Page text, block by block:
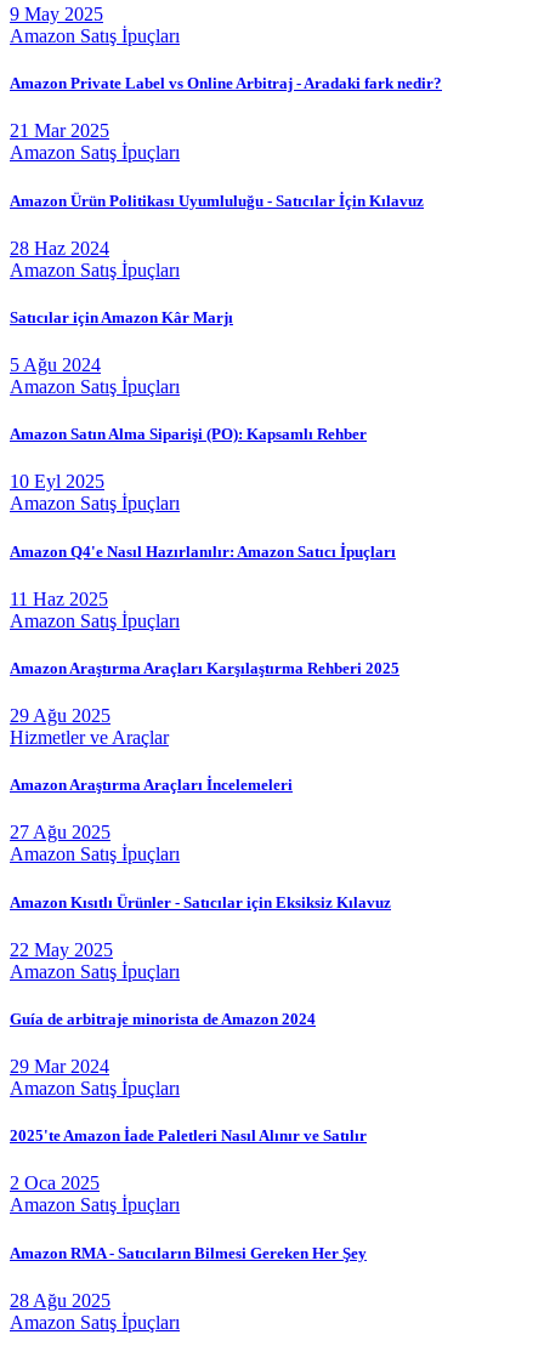
9 May 2025
Amazon Satış İpuçları
Amazon Private Label vs Online Arbitraj - Aradaki fark nedir?
21 Mar 2025
Amazon Satış İpuçları
Amazon Ürün Politikası Uyumluluğu - Satıcılar İçin Kılavuz
28 Haz 2024
Amazon Satış İpuçları
Satıcılar için Amazon Kâr Marjı
5 Ağu 2024
Amazon Satış İpuçları
Amazon Satın Alma Siparişi (PO): Kapsamlı Rehber
10 Eyl 2025
Amazon Satış İpuçları
Amazon Q4'e Nasıl Hazırlanılır: Amazon Satıcı İpuçları
11 Haz 2025
Amazon Satış İpuçları
Amazon Araştırma Araçları Karşılaştırma Rehberi 2025
29 Ağu 2025
Hizmetler ve Araçlar
Amazon Araştırma Araçları İncelemeleri
27 Ağu 2025
Amazon Satış İpuçları
Amazon Kısıtlı Ürünler - Satıcılar için Eksiksiz Kılavuz
22 May 2025
Amazon Satış İpuçları
Guía de arbitraje minorista de Amazon 2024
29 Mar 2024
Amazon Satış İpuçları
2025'te Amazon İade Paletleri Nasıl Alınır ve Satılır
2 Oca 2025
Amazon Satış İpuçları
Amazon RMA - Satıcıların Bilmesi Gereken Her Şey
28 Ağu 2025
Amazon Satış İpuçları